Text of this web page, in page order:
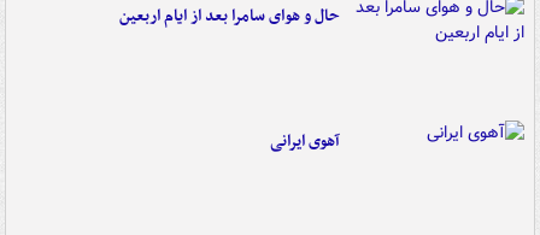
حال و هوای سامرا بعد از ایام اربعین
آهوی ایرانی